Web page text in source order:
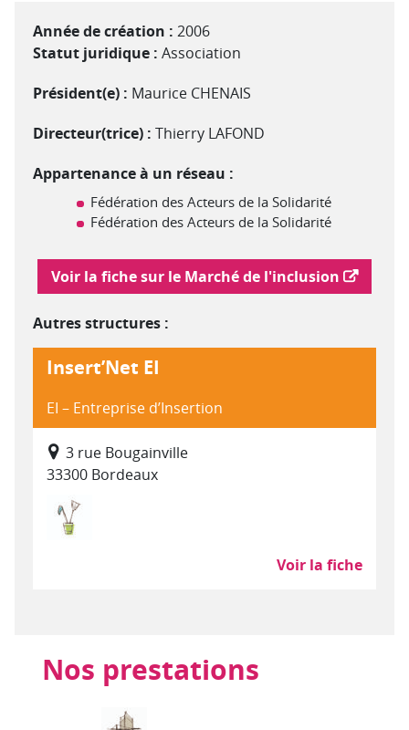
Année de création : 2006
Statut juridique : Association
Président(e) : Maurice CHENAIS
Directeur(trice) : Thierry LAFOND
Appartenance à un réseau :
Fédération des Acteurs de la Solidarité
Fédération des Acteurs de la Solidarité
Lien vers le marché de l'inclusion
Voir la fiche sur le Marché de l'inclusion
Autres structures :
Insert’Net EI
EI – Entreprise d’Insertion
3 rue Bougainville
33300 Bordeaux
Voir la fiche
Nos prestations